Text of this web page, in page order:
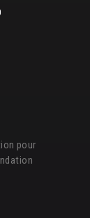
pour